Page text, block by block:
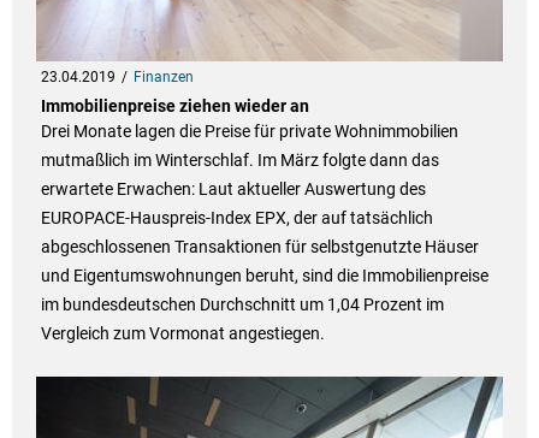
23.04.2019 Finanzen
Immobilienpreise ziehen wieder an
Drei Monate lagen die Preise für private Wohnimmobilien
mutmaßlich im Winterschlaf. Im März folgte dann das
erwartete Erwachen: Laut aktueller Auswertung des
EUROPACE-Hauspreis-Index EPX, der auf tatsächlich
abgeschlossenen Transaktionen für selbstgenutzte Häuser
und Eigentumswohnungen beruht, sind die Immobilienpreise
im bundesdeutschen Durchschnitt um 1,04 Prozent im
Vergleich zum Vormonat angestiegen.